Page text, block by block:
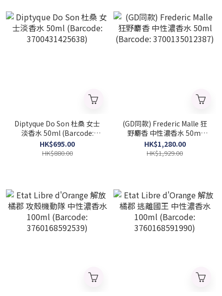
Diptyque Do Son 杜桑 女士
淡香水 50ml (Barcode:
3700431425638)
HK$695.00
HK$880.00
(GD同款) Frederic Malle 狂
野麝香 中性濃香水 50ml
(Barcode: 3700135012387)
HK$1,280.00
HK$1,929.00